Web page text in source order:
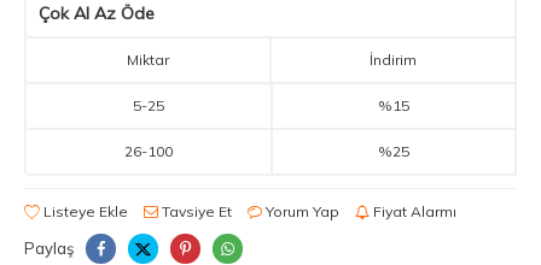
Çok Al Az Öde
Miktar İndirim
5-25 %15
26-100 %25
Listeye Ekle Tavsiye Et Yorum Yap Fiyat Alarmı
Paylaş